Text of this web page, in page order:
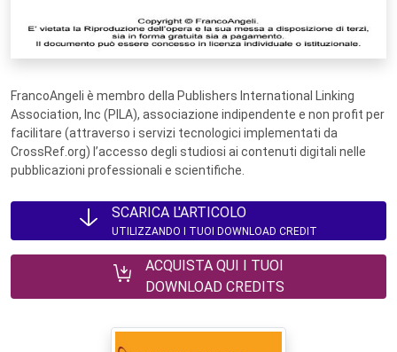
FrancoAngeli è membro della Publishers International Linking
Association, Inc (PILA), associazione indipendente e non profit per
facilitare (attraverso i servizi tecnologici implementati da
CrossRef.org) l’accesso degli studiosi ai contenuti digitali nelle
pubblicazioni professionali e scientifiche.
SCARICA L'ARTICOLO
UTILIZZANDO I TUOI DOWNLOAD CREDIT
ACQUISTA QUI I TUOI
DOWNLOAD CREDITS